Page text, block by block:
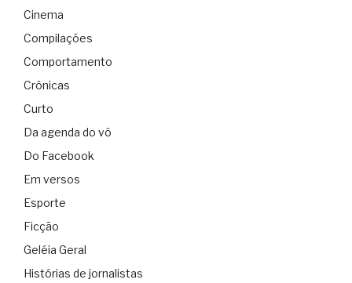
Cinema
Compilações
Comportamento
Crônicas
Curto
Da agenda do vô
Do Facebook
Em versos
Esporte
Ficção
Geléia Geral
Histórias de jornalistas